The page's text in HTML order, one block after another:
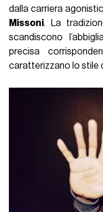
dalla carriera
Missoni. La
scandiscono
precisa
caratterizzano lo stile